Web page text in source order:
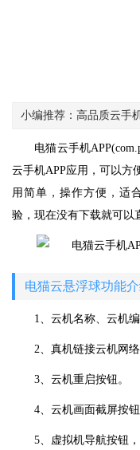
小编推荐：高品质云手
电猫云手机
云手机APP应用，可以方
用简单，操作方便，适
验，现在没有下载就可以
电猫云悬浮球功能
1、云机名称、云机
2、真机链接云机网
3、云机重启按钮。
4、云机画面截屏按
5、虚拟机导航按钮